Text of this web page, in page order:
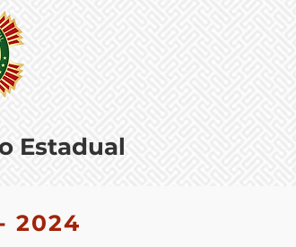
Estadual
2024